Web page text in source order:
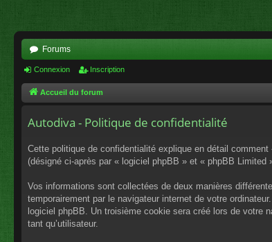
Forums
Connexion Inscription
Accueil du forum
Autodiva - Politique de confidentialité
Cette politique de confidentialité explique en détail
(désigné ci-après par « logiciel phpBB » et « phpBB
Vos informations sont collectées de deux manières
temporairement par le navigateur internet de votre
logiciel phpBB. Un troisième cookie sera créé lors de votre
tant qu’utilisateur.